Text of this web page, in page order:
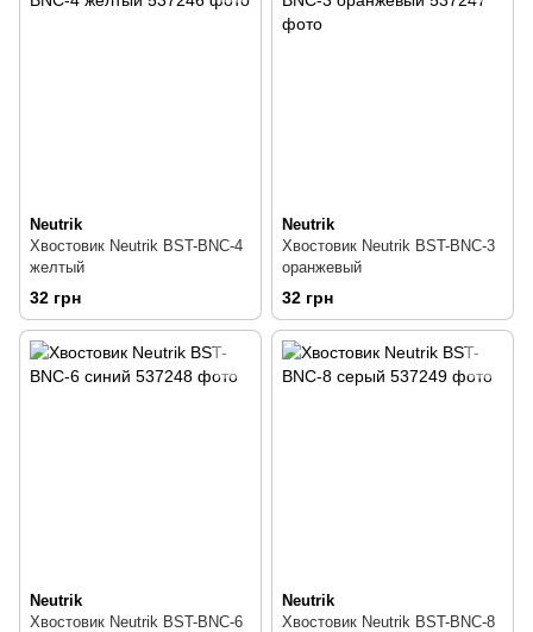
Neutrik
Хвостовик Neutrik BST-BNC-4
желтый
32 грн
Neutrik
Хвостовик Neutrik BST-BNC-3
оранжевый
32 грн
Neutrik
Хвостовик Neutrik BST-BNC-6
Neutrik
Хвостовик Neutrik BST-BNC-8